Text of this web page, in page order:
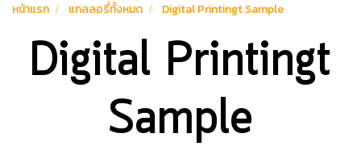
หน้าแรก แกลลอรี่ทั้งหมด Digital Printingt Sample
Digital Printingt
Sample